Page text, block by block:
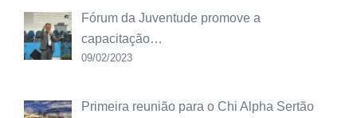
Fórum da Juventude promove a
capacitação…
09/02/2023
Primeira reunião para o Chi Alpha Sertão